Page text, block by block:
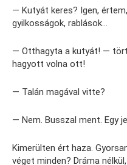
— Kutyát keres? Igen,
gyilkosságok, rablások…
— Otthagyta a kutyát! —
hagyott volna ott!
— Talán magával vitte?
— Nem. Busszal ment. Egy
Kimerülten ért haza.
véget minden? Dráma